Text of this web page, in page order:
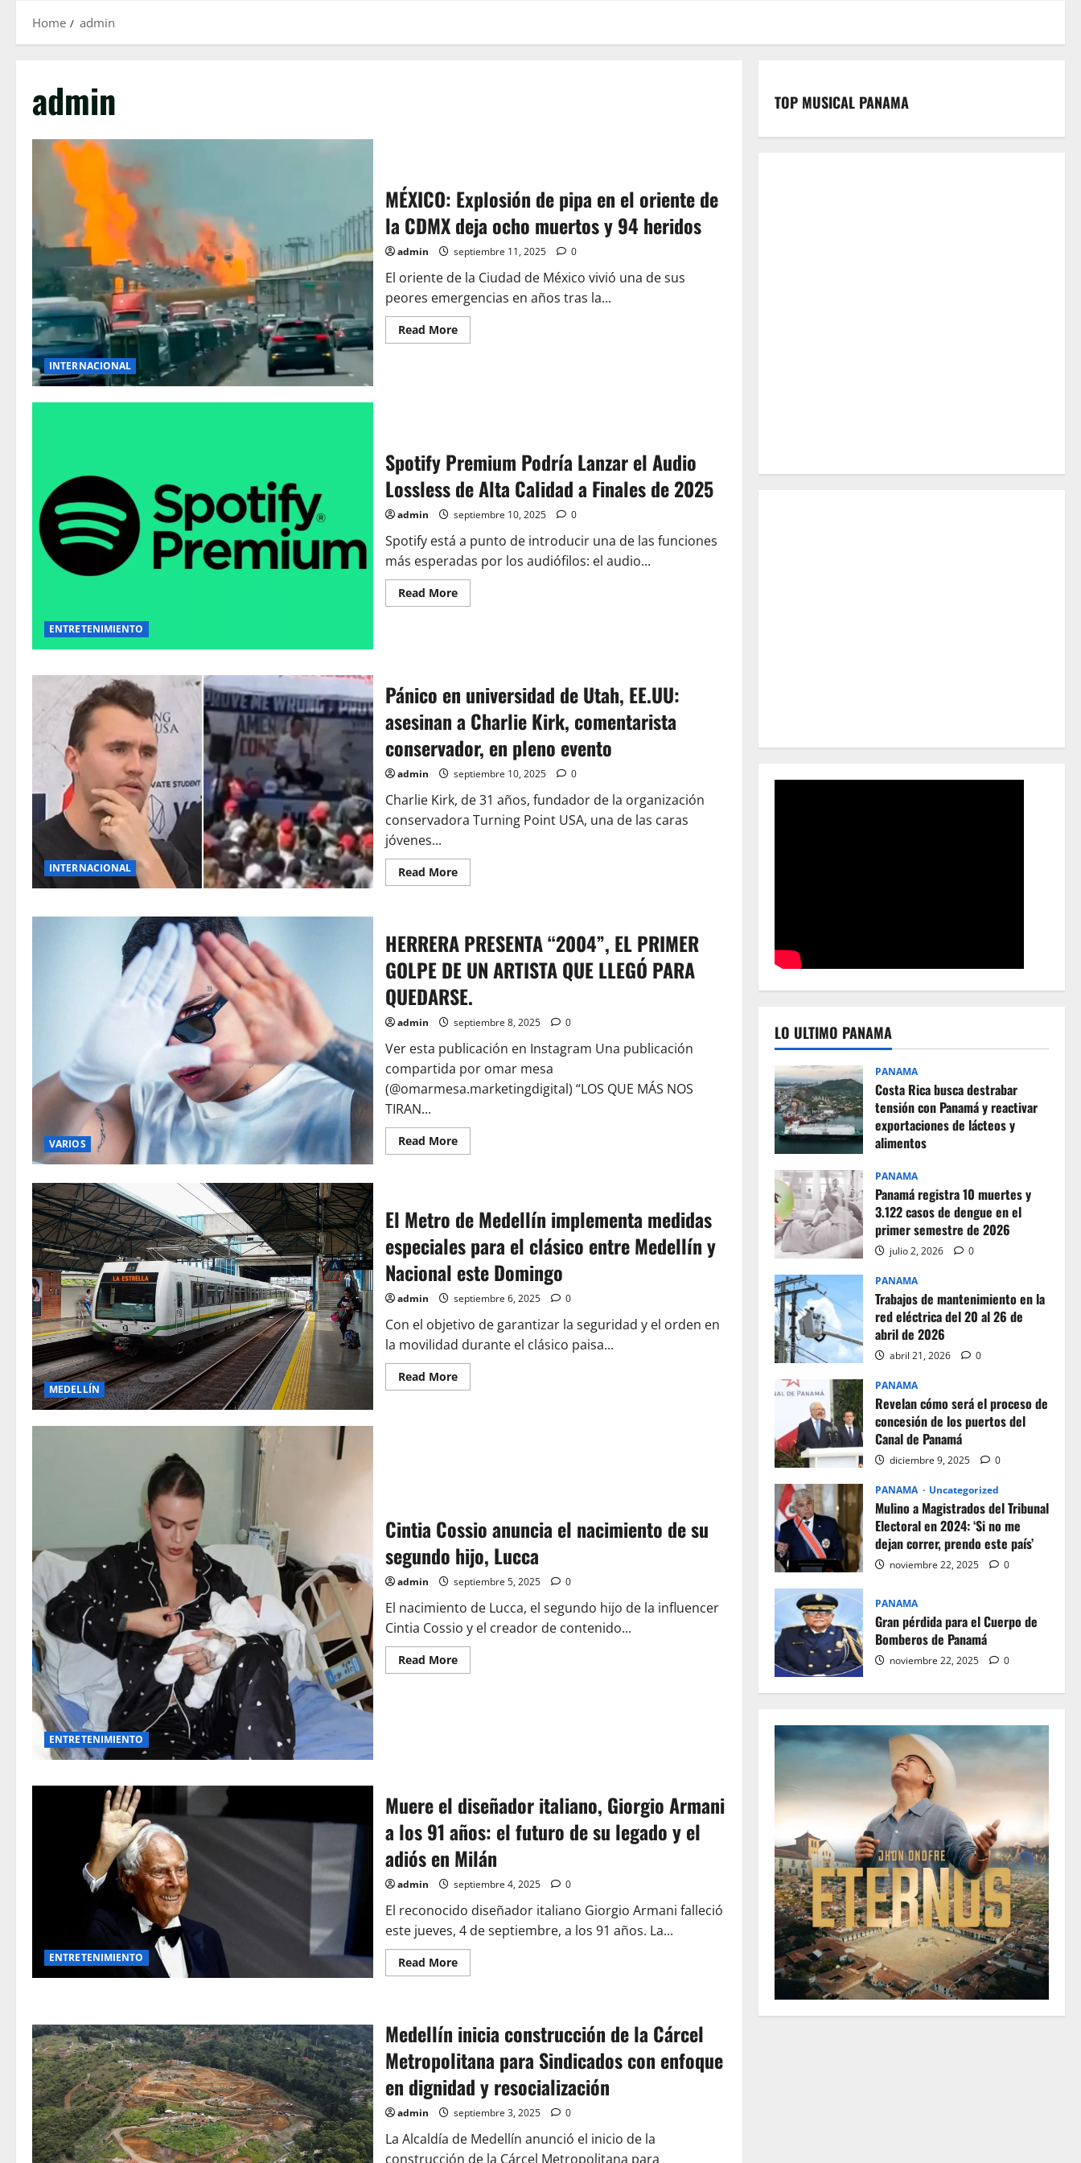
Home admin
admin
INTERNACIONAL
MÉXICO: Explosión de pipa en el oriente de
la CDMX deja ocho muertos y 94 heridos
admin septiembre 11, 2025 0
El oriente de la Ciudad de México vivió una de sus
peores emergencias en años tras la...
Read MoreRead
more
CDMX
deja
ocho
muertos
94
ENTRETENIMIENTO
Spotify Premium Podría Lanzar el Audio
Lossless de Alta Calidad a Finales de 2025
admin septiembre 10, 2025 0
Spotify está a punto de introducir una de las funciones
más esperadas por los audiófilos: el audio...
Read MoreRead
more
Lossless
de
Alta
Calidad
a
Finales
de 2025
INTERNACIONAL
Pánico en universidad de Utah, EE.UU:
asesinan a Charlie Kirk, comentarista
conservador, en pleno evento
admin septiembre 10, 2025 0
Charlie Kirk, de 31 años, fundador de la organización
conservadora Turning Point USA, una de las caras
jóvenes...
Read MoreRead
more
de
Utah,
EE.UU:
asesinan
a
Charlie
Kirk,
comentarista
conservador,
en
pleno
evento
VARIOS
HERRERA PRESENTA “2004”, EL PRIMER
GOLPE DE UN ARTISTA QUE LLEGÓ PARA
QUEDARSE.
admin septiembre 8, 2025 0
Ver esta publicación en Instagram Una publicación
compartida por omar mesa
(@omarmesa.marketingdigital) “LOS QUE MÁS NOS
TIRAN...
Read MoreRead
more
PRIMER
GOLPE
DE
UN
ARTISTA
QUE
LLEGÓ
PARA
QUEDARSE.
MEDELLÍN
El Metro de Medellín implementa medidas
especiales para el clásico entre Medellín y
Nacional este Domingo
admin septiembre 6, 2025 0
Con el objetivo de garantizar la seguridad y el orden en
la movilidad durante el clásico paisa...
Read MoreRead
more
entre
Medellín
y
Nacional
este
Domingo
ENTRETENIMIENTO
Cintia Cossio anuncia el nacimiento de su
segundo hijo, Lucca
admin septiembre 5, 2025 0
El nacimiento de Lucca, el segundo hijo de la influencer
Cintia Cossio y el creador de contenido...
Read MoreRead
more
Lucca
ENTRETENIMIENTO
Muere el diseñador italiano, Giorgio Armani
a los 91 años: el futuro de su legado y el
adiós en Milán
admin septiembre 4, 2025 0
El reconocido diseñador italiano Giorgio Armani falleció
este jueves, 4 de septiembre, a los 91 años. La...
Read MoreRead
more
italiano,
Giorgio
Armani
a
los
91
años:
futuro
de
su
legado
Medellín inicia construcción de la Cárcel
Metropolitana para Sindicados con enfoque
en dignidad y resocialización
admin septiembre 3, 2025 0
La Alcaldía de Medellín anunció el inicio de la
construcción de la Cárcel Metropolitana para
TOP MUSICAL PANAMA
LO ULTIMO PANAMA
PANAMA
Costa Rica busca destrabar
tensión con Panamá y reactivar
exportaciones de lácteos y
alimentos
PANAMA
Panamá registra 10 muertes y
3.122 casos de dengue en el
primer semestre de 2026
julio 2, 2026 0
PANAMA
Trabajos de mantenimiento en la
red eléctrica del 20 al 26 de
abril de 2026
abril 21, 2026 0
PANAMA
Revelan cómo será el proceso de
concesión de los puertos del
Canal de Panamá
diciembre 9, 2025 0
PANAMA Uncategorized
Mulino a Magistrados del Tribunal
Electoral en 2024: ‘Si no me
dejan correr, prendo este país’
noviembre 22, 2025 0
PANAMA
Gran pérdida para el Cuerpo de
Bomberos de Panamá
noviembre 22, 2025 0